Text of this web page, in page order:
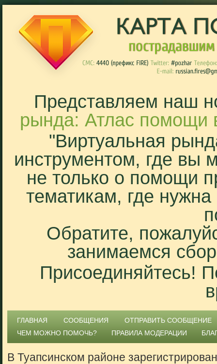
Представляем наш
рында: Атлас помощи
"Виртуальная
инструментом, где вы
не только о помощи
тематикам, где
Обратите,
занимаемся
Присоединяйтесь!
ГЛАВНАЯ СООБЩЕНИЯ
ОТПРАВИТЬ СООБЩЕНИЕ
ЧЕМ МОЖНО ПОМОЧЬ?
ПРАВИЛА МОДЕРАЦИИ
В Туапсинском районе зарегистрирован